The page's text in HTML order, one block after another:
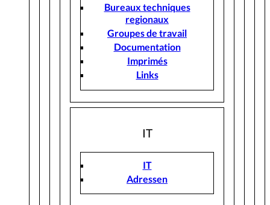
Bureaux techniques
regionaux
Groupes de travail
Documentation
Imprimés
Links
IT
IT
Adressen